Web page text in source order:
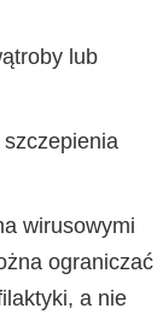
lub
wirusowymi
ograniczać
a nie